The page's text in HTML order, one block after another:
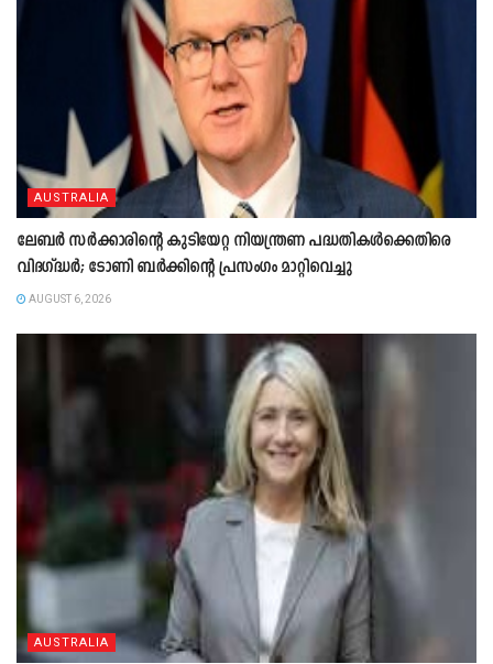
AUSTRALIA
ലേബർ സർക്കാരിന്റെ കുടിയേറ്റ നിയന്ത്രണ പദ്ധതികൾക്കെതിരെ
വിദഗ്ദ്ധർ; ടോണി ബർക്കിന്റെ പ്രസംഗം മാറ്റിവെച്ചു
AUGUST 6, 2026
AUSTRALIA